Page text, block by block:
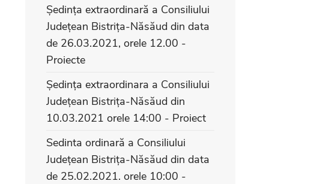
Ședința extraordinară a Consiliului
Județean Bistrița-Năsăud din data
de 26.03.2021, orele 12.00 -
Proiecte
Ședința extraordinara a Consiliului
Județean Bistrița-Năsăud din
10.03.2021 orele 14:00 - Proiect
Sedinta ordinară a Consiliului
Județean Bistrița-Năsăud din data
de 25.02.2021. orele 10:00 -